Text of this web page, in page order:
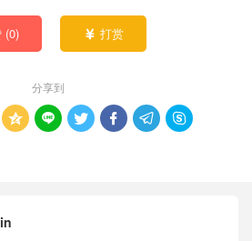
(0)  打赏
分享到
     